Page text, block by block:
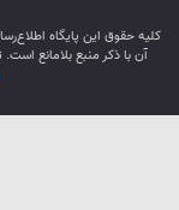
کليه حقوق اين پایگاه
آن با ذکر منبع بلامانع